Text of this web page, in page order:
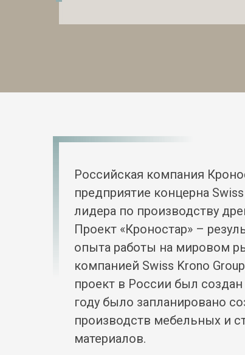
Российская компания
предприятие концерна
лидера по производству
Проект «Кроностар» –
опыта работы на мировом
компанией Swiss Krono
проект в России был создан
году было запланировано
производств мебельных и
материалов.